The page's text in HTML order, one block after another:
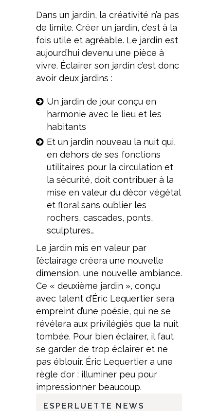
Dans un jardin, la créativité n’a pas
de limite. Créer un jardin, c’est à la
fois utile et agréable. Le jardin est
aujourd’hui devenu une pièce à
vivre. Éclairer son jardin c’est donc
avoir deux jardins :
Un jardin de jour conçu en
harmonie avec le lieu et les
habitants
Et un jardin nouveau la nuit qui,
en dehors de ses fonctions
utilitaires pour la circulation et
la sécurité, doit contribuer à la
mise en valeur du décor végétal
et floral sans oublier les
rochers, cascades, ponts,
sculptures…
Le jardin mis en valeur par
l’éclairage créera une nouvelle
dimension, une nouvelle ambiance.
Ce « deuxième jardin », conçu
avec talent d’Éric Lequertier sera
empreint d’une poésie, qui ne se
révélera aux privilégiés que la nuit
tombée. Pour bien éclairer, il faut
se garder de trop éclairer et ne
pas éblouir. Éric Lequertier a une
règle d’or : illuminer peu pour
impressionner beaucoup.
ESPERLUETTE NEWS